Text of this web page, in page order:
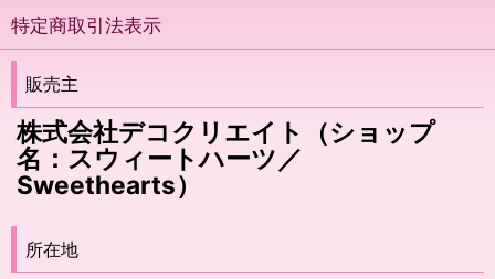
特定商取引法表示
販売主
株式会社デコクリエイト（ショップ
名：スウィートハーツ／
Sweethearts）
所在地